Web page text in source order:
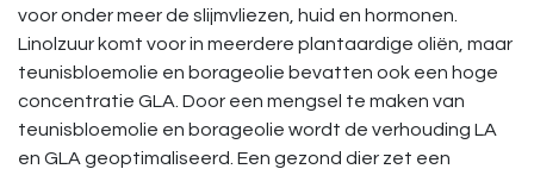
voor onder meer de slijmvliezen, huid en hormonen.
Linolzuur komt voor in meerdere plantaardige oliën, maar
teunisbloemolie en borageolie bevatten ook een hoge
concentratie GLA. Door een mengsel te maken van
teunisbloemolie en borageolie wordt de verhouding LA
en GLA geoptimaliseerd. Een gezond dier zet een